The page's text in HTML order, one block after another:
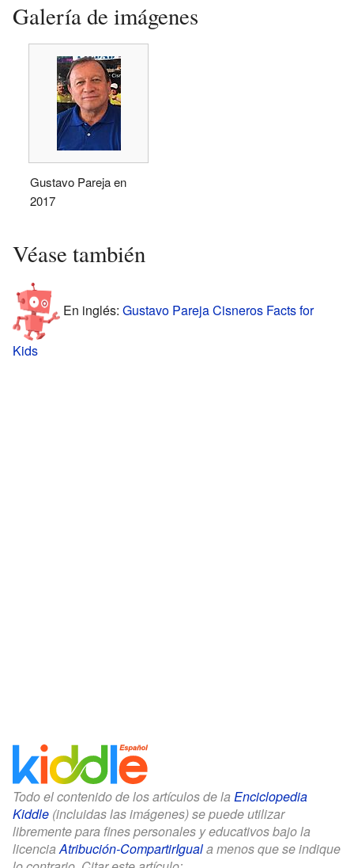
Galería de imágenes
Gustavo Pareja en
2017
Véase también
En inglés: Gustavo Pareja Cisneros Facts for
Kids
Todo el contenido de los artículos de la Enciclopedia
Kiddle (incluidas las imágenes) se puede utilizar
libremente para fines personales y educativos bajo la
licenciaAtribución-CompartirIguala menos que se indique